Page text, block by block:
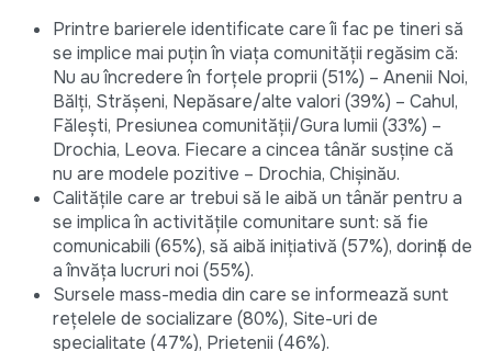
Printre barierele identificate care îi fac pe tineri să
se implice mai puțin în viața comunității regăsim că:
Nu au încredere în forțele proprii (51%) – Anenii Noi,
Bălți, Strășeni, Nepăsare/alte valori (39%) – Cahul,
Fălești, Presiunea comunității/Gura lumii (33%) –
Drochia, Leova. Fiecare a cincea tânăr susține că
nu are modele pozitive – Drochia, Chișinău.
Calitățile care ar trebui să le aibă un tânăr pentru a
se implica în activitățile comunitare sunt: să fie
comunicabili (65%), să aibă inițiativă (57%), dorință de
a învăța lucruri noi (55%).
Sursele mass-media din care se informează sunt
rețelele de socializare (80%), Site-uri de
specialitate (47%), Prietenii (46%).